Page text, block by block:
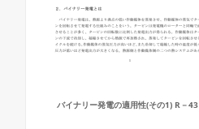
バイナリー発電の適用性(その1) R－43